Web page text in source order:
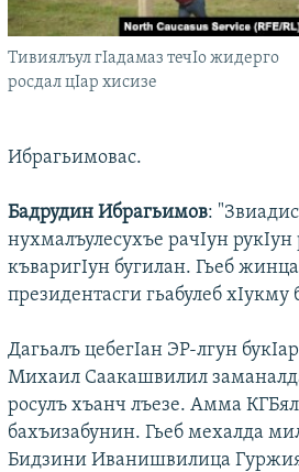
Тивиялъул гIадамаз течIо жидерго
росдал цIар хисизе
Ибрагьимовас.
Бадрудин Ибрагьимов:
нухмалъулесухъе рачIун
къваригIун бугилан. Гьеб
президентасги гьабулеб хIукму
Дагьалъ цебегIан ЭР-лгун
Михаил Саакашвилил
росулъ хъанч лъезе. Амма
бахъизабунин. Гьеб мехалда
Бидзини Иванишвилица